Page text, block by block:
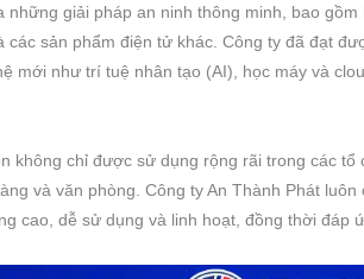
những giải pháp an ninh thông minh, bao
các sản phẩm điện tử khác. Công ty đã đạt
mới như trí tuệ nhân tạo (AI), học máy và
không chỉ được sử dụng rộng rãi trong các
và văn phòng. Công ty An Thành Phát
cao, dễ sử dụng và linh hoạt, đồng thời đáp